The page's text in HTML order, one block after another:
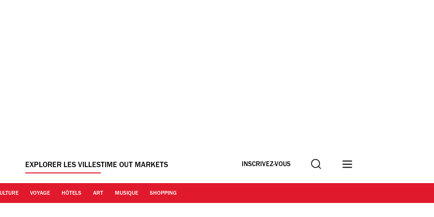
EXPLORER LES VILLESTIME OUT MARKETS INSCRIVEZ-VOUS Recherche
VOYAGE HÔTELS ART MUSIQUE SHOPPING